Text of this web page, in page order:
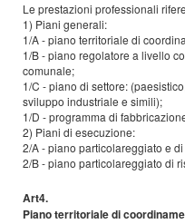
Le prestazioni professionali
1) Piani generali:
1/A - piano territoriale di
1/B - piano regolatore a livello
comunale;
1/C - piano di settore:
sviluppo industriale e simili);
1/D - programma di
2) Piani di esecuzione:
2/A - piano particolareggiato e
2/B - piano particolareggiato di
Art4.
Piano territoriale di